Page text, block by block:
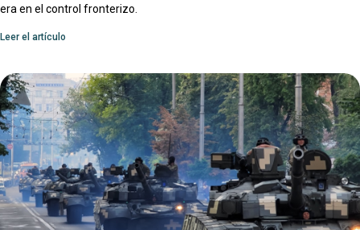
era en el control fronterizo.
Leer el artículo